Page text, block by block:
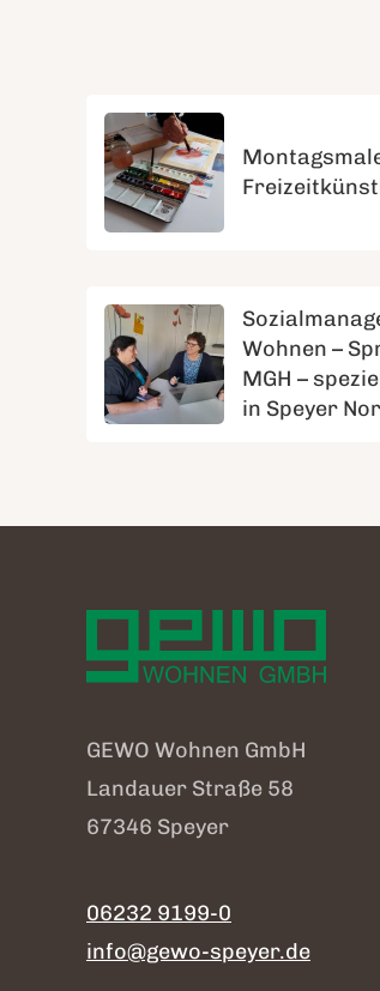
Wohnen –
MGH –
in Speyer
GEWO Wohnen GmbH
Landauer Straße 58
67346 Speyer
06232 9199-0
info@gewo-speyer.de